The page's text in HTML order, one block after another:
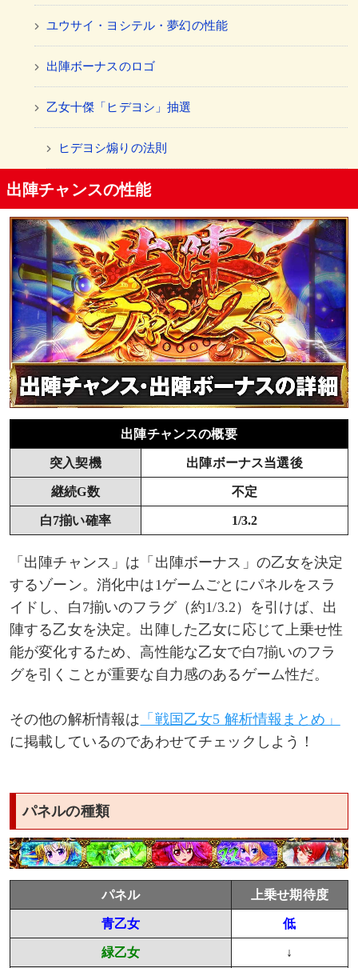
ユウサイ・ヨシテル・夢幻の性能
出陣ボーナスのロゴ
乙女十傑「ヒデヨシ」抽選
ヒデヨシ煽りの法則
パネル昇格抽選
パネルの昇格パターン
パネル決定抽選
裏ボタン
襖隠しモード
完全告知モード
上部ランプ出陣告知
スキップ機能
出陣ボーナスの性能
乙女の上乗せ性能
ヒデヨシ
ヨシモト
ソウリン
モトナリ
マサムネ
イエヤス
ウジマサ
ノブナガ
出陣チャンスの性能
出陣チャンスの概要
突入契機 出陣ボーナス当選後
継続G数 不定
白7揃い確率 1/3.2
「出陣チャンス」は「出陣ボーナス」の乙女を決定
するゾーン。消化中は1ゲームごとにパネルをスラ
イドし、白7揃いのフラグ（約1/3.2）を引けば、出
陣する乙女を決定。出陣した乙女に応じて上乗せ性
能が変化するため、高性能な乙女で白7揃いのフラ
グを引くことが重要な自力感のあるゲーム性だ。
その他の解析情報は 「戦国乙女5 解析情報まとめ」
に掲載しているのであわせてチェックしよう！
パネルの種類
パネル 上乗せ期待度
青乙女 低
緑乙女 ↓